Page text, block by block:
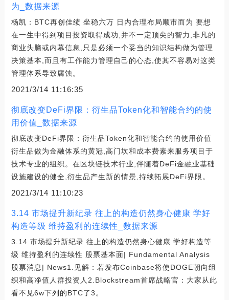
为_数据来源
杨凯：BTC再创佳绩 坐稳六万 日内合理布局顺市而为 要想
在一生中得到项目投资取得成功,并不一定顶尖的智力,非凡的
商业头脑或内幕信息,只是必须一个妥当的知识结构做为管理
决策基本,而且有工作能力管理自己的心态,使其不容易对这类
管理体系导致腐蚀。
2021/3/14 11:16:35
彻底改变DeFi界限：衍生品Token化和智能合约的使
用价值_数据来源
彻底改变DeFi界限：衍生品Token化和智能合约的使用价值
衍生品做为金融体系的黄冠,高门坎和成本费素来服务项目于
技术专业的组织。在区块链技术行业,伴随着DeFi金融业基础
设施建设的健全,衍生品产生新的情景,持续拓展DeFi界限。
2021/3/14 11:10:23
3.14 市场提升新纪录 往上的构造仍然身心健康 学好
构造等级 维持盈利的连续性_数据来源
3.14 市场提升新纪录 往上的构造仍然身心健康 学好构造等
级 维持盈利的连续性 股票基本面| Fundamental Analysis
股票消息| News1.见解：若发布Coinbase将使DOGE朝向组
织和高净值人群投资人2.Blockstream首席战略官：大家从此
看不见6w下列的BTC了3。